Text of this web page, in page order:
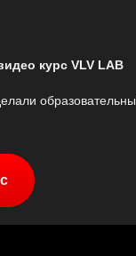
курс VLV LAB